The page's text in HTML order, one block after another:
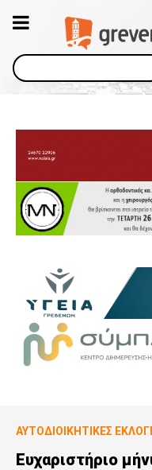
Αναζήτηση
ΑΥΤΟΔΙΟΙΚΗΤΙΚΕΣ
Ευχαριστήριο